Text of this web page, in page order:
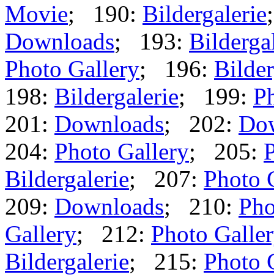
Movie; 190: Bildergalerie
Downloads; 193:
Photo Gallery; 196:
198: Bildergalerie; 199:
201: Downloads; 202:
204: Photo Gallery; 205:
Bildergalerie; 207: Photo
209: Downloads; 210:
Gallery; 212: Photo
Bildergalerie; 215: Photo